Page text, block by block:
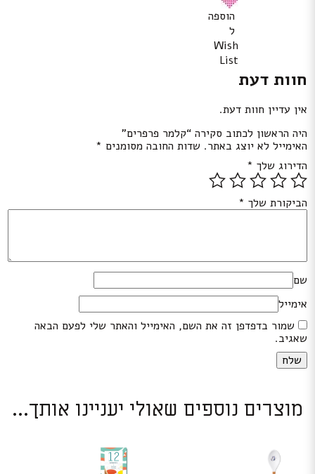
הוספה
ל
Wish
List
חוות דעת
אין עדיין חוות דעת.
היה הראשון לכתוב סקירה “קלמר פרפרים”
האימייל לא יוצג באתר. שדות החובה מסומנים *
הדירוג שלך *
הביקורת שלך *
שם
אימייל
שמור בדפדפן זה את השם, האימייל והאתר שלי לפעם הבאה
שאגיב.
מוצרים נוספים שאולי יעניינו אותך...